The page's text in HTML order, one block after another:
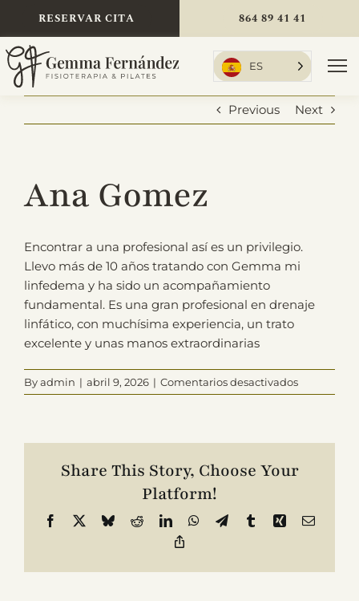
content
RESERVAR CITA 864 89 41 41
ES
Sobre mí
Tarifas
Previous Next
Ana Gomez
Encontrar a una profesional así es un privilegio.
Llevo más de 10 años tratando con Gemma mi
linfedema y ha sido un acompañamiento
fundamental. Es una gran profesional en drenaje
linfático, con muchísima experiencia, un trato
excelente y unas manos extraordinarias
Byadmin | abril 9, 2026 | Comentarios desactivadosen
Ana
Share This Story, Choose Your
Platform!
Facebook BlueskyRedditLinkedInWhatsApp
TelegramTumblrXing Email